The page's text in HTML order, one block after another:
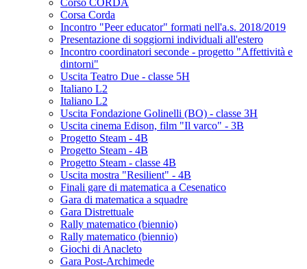
Corso CORDA
Corsa Corda
Incontro "Peer educator" formati nell'a.s. 2018/2019
Presentazione di soggiorni individuali all'estero
Incontro coordinatori seconde - progetto "Affettività e
dintorni"
Uscita Teatro Due - classe 5H
Italiano L2
Italiano L2
Uscita Fondazione Golinelli (BO) - classe 3H
Uscita cinema Edison, film "Il varco" - 3B
Progetto Steam - 4B
Progetto Steam - 4B
Progetto Steam - classe 4B
Uscita mostra "Resilient" - 4B
Finali gare di matematica a Cesenatico
Gara di matematica a squadre
Gara Distrettuale
Rally matematico (biennio)
Rally matematico (biennio)
Giochi di Anacleto
Gara Post-Archimede